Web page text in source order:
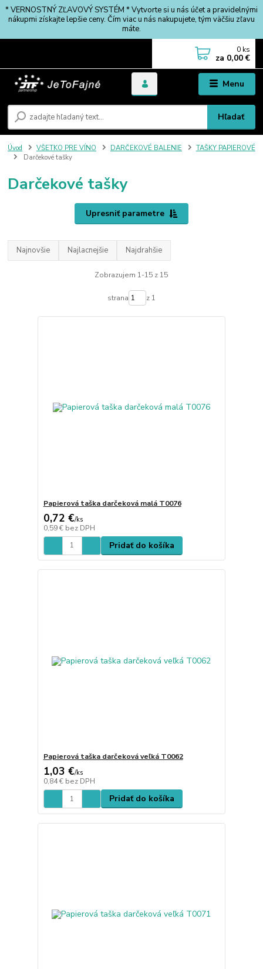
* VERNOSTNÝ ZĽAVOVÝ SYSTÉM * Vytvorte si u nás účet a pravidelnými
nákupmi získajte lepšie ceny. Čím viac u nás nakupujete, tým väčšiu zľavu
máte.
Menu
Hľadať
0 ks
za 0,00 €
Úvod VŠETKO PRE VÍNO DARČEKOVÉ BALENIE
TAŠKY PAPIEROVÉ
Darčekové tašky
Darčekové tašky
Upresniť parametre
Najnovšie Najlacnejšie Najdrahšie
Zobrazujem 1-15 z 15
strana z 1
Papierová taška darčeková malá T0076
0,72 €/ks
0,59 € bez DPH
Pridať do košíka
Papierová taška darčeková veľká T0062
1,03 €/ks
0,84 € bez DPH
Pridať do košíka